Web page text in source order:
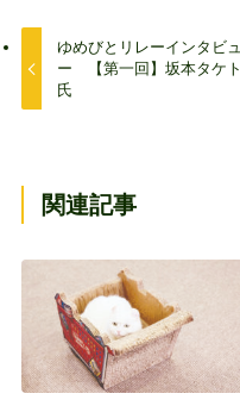
ゆめびとリレーインタビュ
ー 【第一回】坂本タケト
氏
関連記事